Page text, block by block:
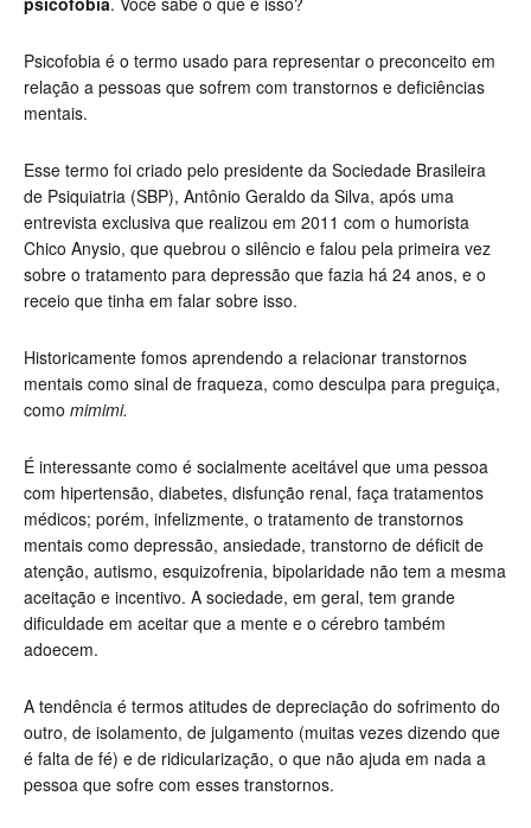
Psicofobia é o termo usado para representar o preconceito em
relação a pessoas que sofrem com transtornos e deficiências
mentais.
Esse termo foi criado pelo presidente da Sociedade Brasileira
de Psiquiatria (SBP), Antônio Geraldo da Silva, após uma
entrevista exclusiva que realizou em 2011 com o humorista
Chico Anysio, que quebrou o silêncio e falou pela primeira vez
sobre o tratamento para depressão que fazia há 24 anos, e o
receio que tinha em falar sobre isso.
Historicamente fomos aprendendo a relacionar transtornos
mentais como sinal de fraqueza, como desculpa para preguiça,
como mimimi.
É interessante como é socialmente aceitável que uma pessoa
com hipertensão, diabetes, disfunção renal, faça tratamentos
médicos; porém, infelizmente, o tratamento de transtornos
mentais como depressão, ansiedade, transtorno de déficit de
atenção, autismo, esquizofrenia, bipolaridade não tem a mesma
aceitação e incentivo. A sociedade, em geral, tem grande
dificuldade em aceitar que a mente e o cérebro também
adoecem.
A tendência é termos atitudes de depreciação do sofrimento do
outro, de isolamento, de julgamento (muitas vezes dizendo que
é falta de fé) e de ridicularização, o que não ajuda em nada a
pessoa que sofre com esses transtornos.